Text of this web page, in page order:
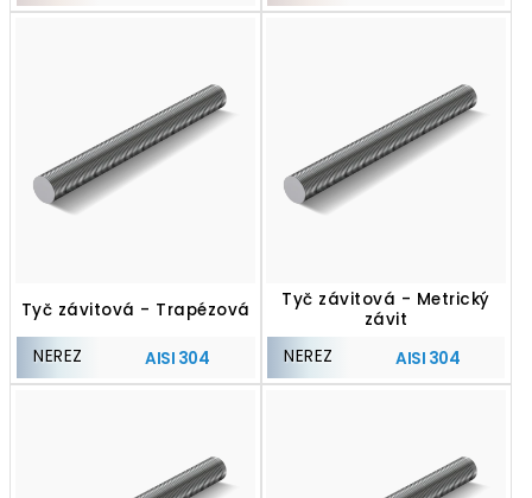
Tyč závitová - Trapézová
NEREZ AISI 304
Tyč závitová - Metrický
závit
NEREZ
AISI 304